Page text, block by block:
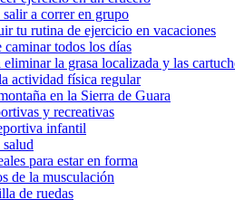
a correr en grupo
tu rutina de ejercicio en vacaciones
caminar todos los días
eliminar la grasa localizada y las
actividad física regular
en la Sierra de Guara
y recreativas
infantil
para estar en forma
de la musculación
de ruedas